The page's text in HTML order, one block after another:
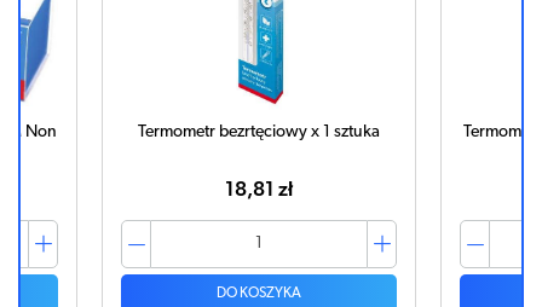
Non Termometr bezrtęciowy x 1 sztuka
18,81 zł
DO KOSZYKA